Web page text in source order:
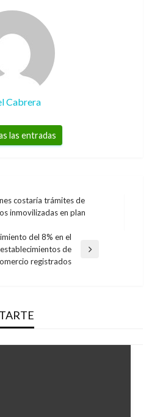
Cabrera
las entradas
costaría trámites de
inmovilizadas en plan
del 8% en el
de
registrados